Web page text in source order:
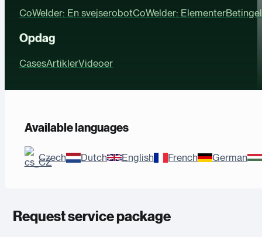
CoWelder: En svejserobotCoWelder: Elementer
Opdag
CasesArtiklerVideoer
Available languages
Czech Dutch English French German
Request service package